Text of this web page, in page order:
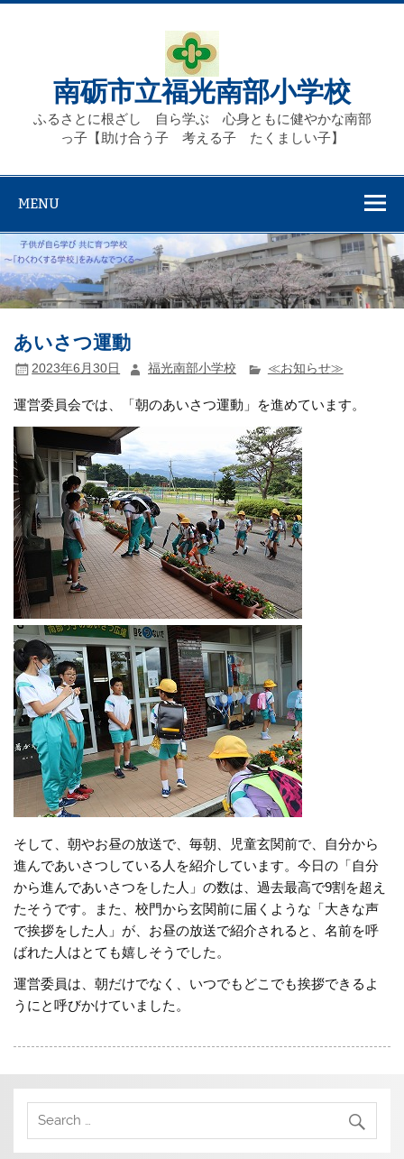
Skip
南砺市立福光南部小学校
ふるさとに根ざし 自ら学ぶ 心身ともに健やかな南部
っ子【助け合う子 考える子 たくましい子】
MENU
あいさつ運動
2023年6月30日 福光南部小学校 ≪お知らせ≫
運営委員会では、「朝のあいさつ運動」を進めています。
そして、朝やお昼の放送で、毎朝、児童玄関前で、自分から
進んであいさつしている人を紹介しています。今日の「自分
から進んであいさつをした人」の数は、過去最高で9割を超え
たそうです。また、校門から玄関前に届くような「大きな声
で挨拶をした人」が、お昼の放送で紹介されると、名前を呼
ばれた人はとても嬉しそうでした。
運営委員は、朝だけでなく、いつでもどこでも挨拶できるよ
うにと呼びかけていました。